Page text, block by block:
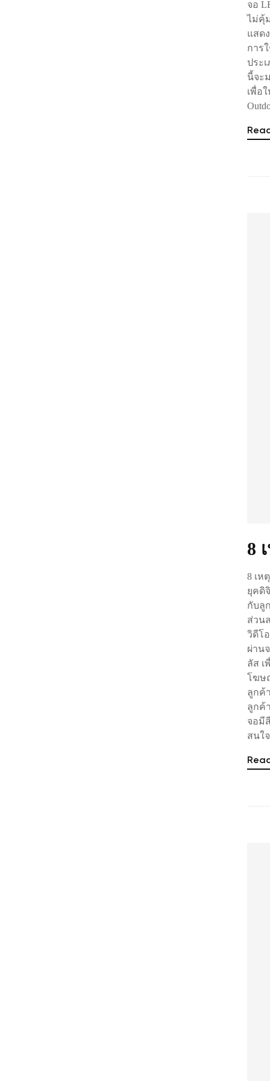
จอ
ไม่คุ้
แสด
การ
ประ
นี้จะ
เพื่อ
8
8 เห
ยุคดิ
กับลู
ส่วน
วิดีโ
ผ่าน
ลัส เ
โฆษ
ลูกค้
ลูกค้
จอมี
สนใ